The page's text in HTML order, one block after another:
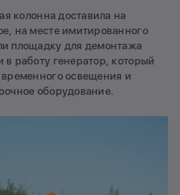
колонна доставила на
на месте имитированного
площадку для демонтажа
работу генератор, который
временного освещения и
оборудование.